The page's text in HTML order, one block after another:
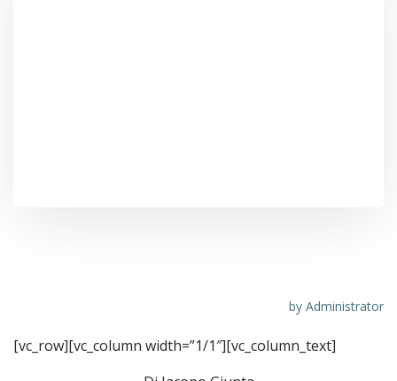
by Administrator
[vc_row][vc_column width=”1/1″][vc_column_text]